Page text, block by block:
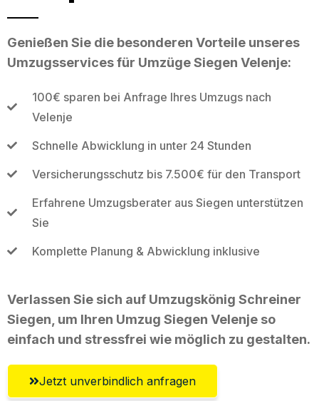
Genießen Sie die besonderen Vorteile unseres
Umzugsservices für Umzüge Siegen Velenje:
100€ sparen bei Anfrage Ihres Umzugs nach
Velenje
Schnelle Abwicklung in unter 24 Stunden
Versicherungsschutz bis 7.500€ für den Transport
Erfahrene Umzugsberater aus Siegen unterstützen
Sie
Komplette Planung & Abwicklung inklusive
Verlassen Sie sich auf Umzugskönig Schreiner
Siegen, um Ihren Umzug Siegen Velenje so
einfach und stressfrei wie möglich zu gestalten.
Jetzt unverbindlich anfragen